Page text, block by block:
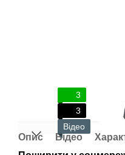
3
3
Відео
Опис Відео